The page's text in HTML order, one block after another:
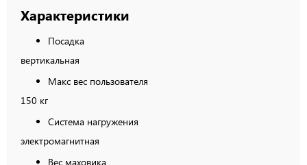
Характеристики
Посадка
вертикальная
Макс вес пользователя
150 кг
Система нагружения
электромагнитная
Вес маховика